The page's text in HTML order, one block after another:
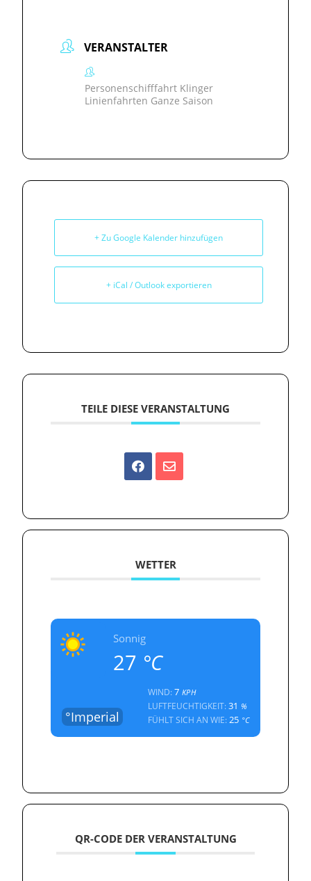
VERANSTALTER
Personenschifffahrt Klinger
Linienfahrten Ganze Saison
+ Zu Google Kalender hinzufügen
+ iCal / Outlook exportieren
TEILE DIESE VERANSTALTUNG
WETTER
Sonnig
27 °C
°Imperial
WIND:7 KPH
LUFTFEUCHTIGKEIT:31 %
FÜHLT SICH AN WIE:25 °C
QR-CODE DER VERANSTALTUNG